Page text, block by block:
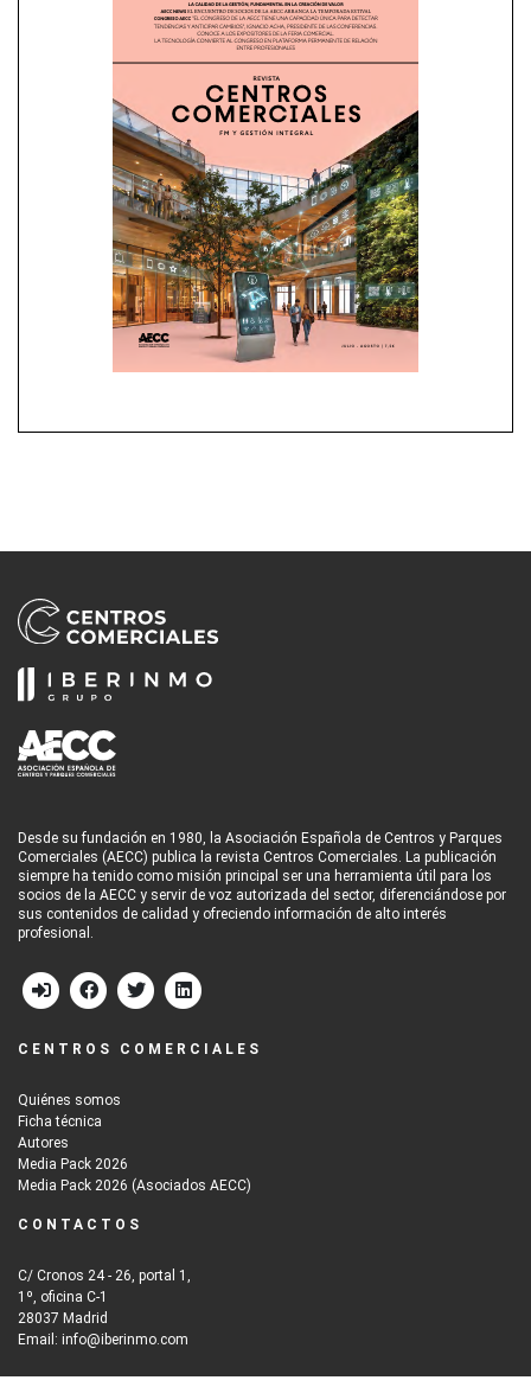
Desde su fundación en 1980, la Asociación Española de Centros y Parques
Comerciales (AECC) publica la revista Centros Comerciales. La publicación
siempre ha tenido como misión principal ser una herramienta útil para los
socios de la AECC y servir de voz autorizada del sector, diferenciándose por
sus contenidos de calidad y ofreciendo información de alto interés
profesional.
CENTROS COMERCIALES
Quiénes somos
Ficha técnica
Autores
Media Pack 2026
Media Pack 2026 (Asociados AECC)
CONTACTOS
C/ Cronos 24 - 26, portal 1,
1º, oficina C-1
28037 Madrid
Email: info@iberinmo.com